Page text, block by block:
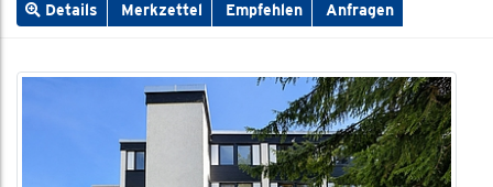
Details Merkzettel Empfehlen Anfragen